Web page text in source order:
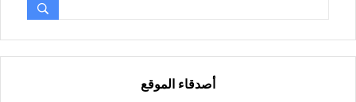
أصدقاء الموقع